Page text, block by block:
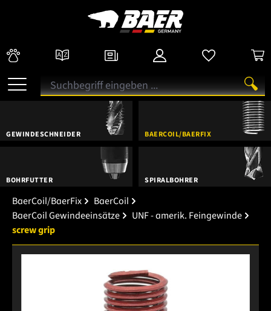
GEWINDESCHNEIDER BAERCOIL/BAERFIX
BOHRFUTTER SPIRALBOHRER
BaerCoil/BaerFix
BaerCoil
BaerCoil Gewindeeinsätze
UNF - amerik. Feingewinde
screw grip